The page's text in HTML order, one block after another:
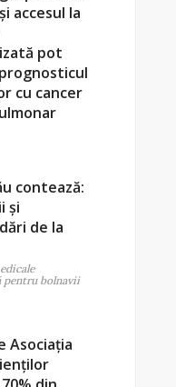
accesul la
pot
cu cancer
contează:
și
de la
pentru bolnavii
Asociația